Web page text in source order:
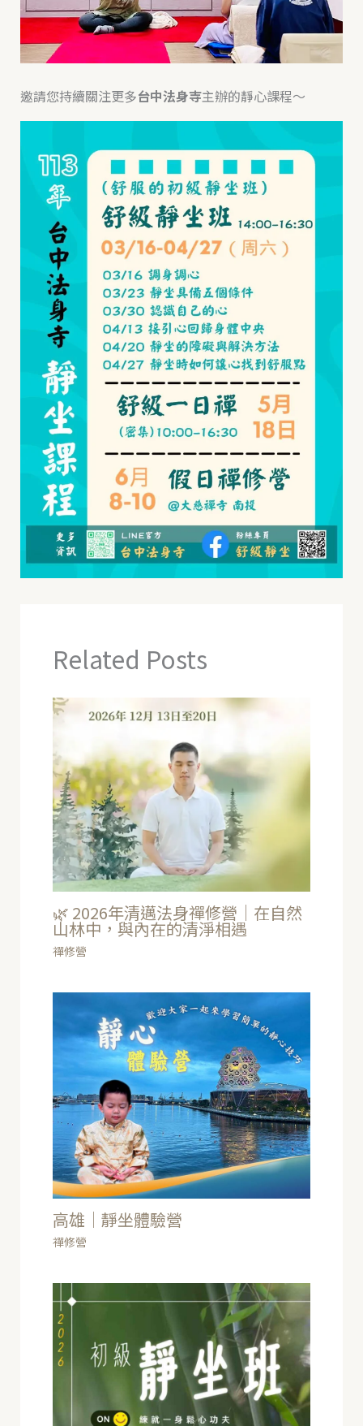
邀請您持續關注更多台中法身寺主辦的靜心課程～
Related Posts
🌿 2026年清邁法身禪修營｜在自然
山林中，與內在的清淨相遇
禪修營
高雄｜靜坐體驗營
禪修營